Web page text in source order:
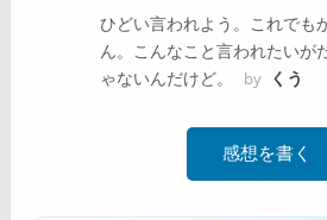
ひどい言われよう。これでも
ん。こんなこと言われたいが
ゃないんだけど。
by くう
感想を書く